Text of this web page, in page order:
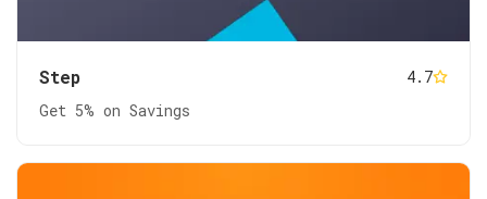
Step
4.7
Get 5% on Savings